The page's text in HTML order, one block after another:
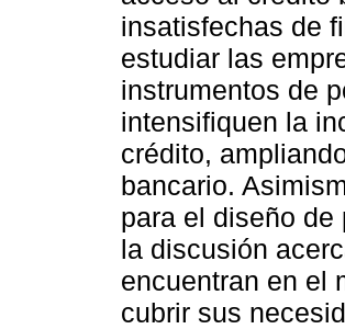
insatisfechas de
estudiar las
instrumentos de
intensifiquen la
crédito,
bancario.
para el diseño
la discusión
encuentran en el
cubrir sus